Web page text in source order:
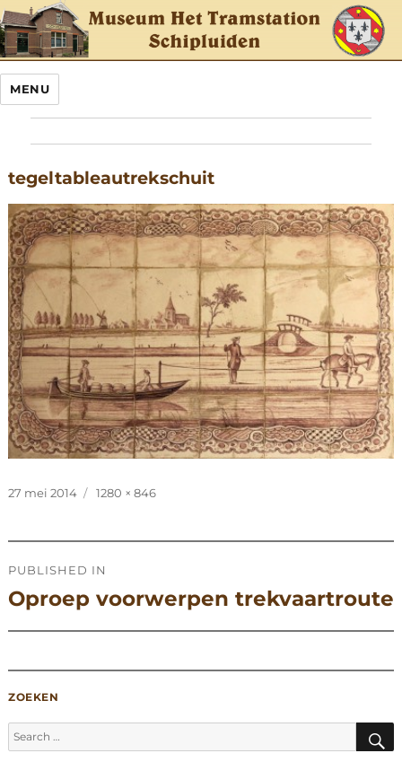
MENU
tegeltableautrekschuit
Posted
27 mei 2014
Full
1280 × 846
navigation
PUBLISHED IN
Oproep voorwerpen trekvaartroute
ZOEKEN
for: